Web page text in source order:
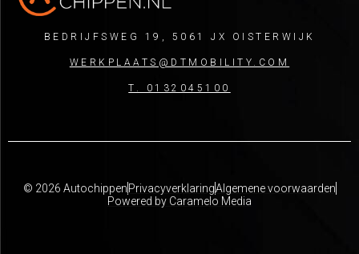
BEDRIJFSWEG 19, 5061 JX OISTERWIJK
WERKPLAATS@DTMOBILITY.COM
T. 0132045100
© 2026 AutochippenPrivacyverklaringAlgemene voorwaarden
Powered by Caramelo Media